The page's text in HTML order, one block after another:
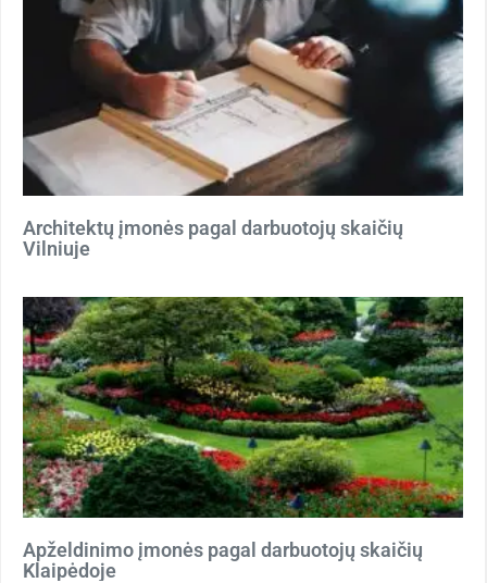
Architektų įmonės pagal darbuotojų skaičių
Vilniuje
Apželdinimo įmonės pagal darbuotojų skaičių
Klaipėdoje